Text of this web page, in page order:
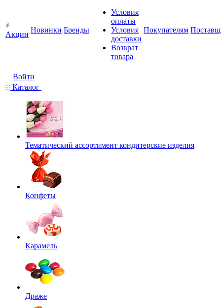
Акции
Новинки Бренды
Условия
оплаты
Условия
доставки
Возврат
товара
Покупателям
Войти
Каталог
Тематический ассортимент кондитерские изделия
Конфеты
Карамель
Драже